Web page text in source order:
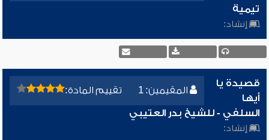
تيمية
إنشاد:
المقيمين: 1 تقييم المادة:
قصيدة يا
أيها
السلفي - للشيخ بدر العتيبي
إنشاد: